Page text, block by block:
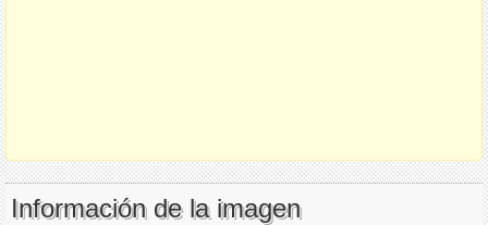
Información de la imagen